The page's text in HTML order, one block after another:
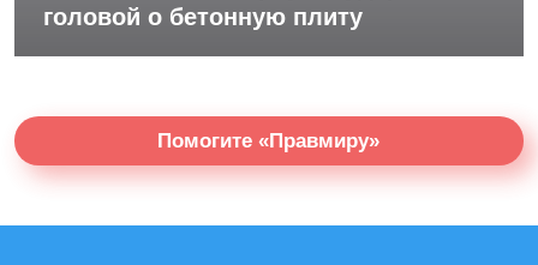
головой о бетонную плиту
Помогите «Правмиру»